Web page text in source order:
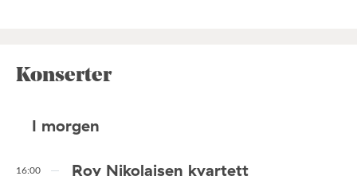
Konserter
I morgen
16:00 Roy Nikolaisen kvartett